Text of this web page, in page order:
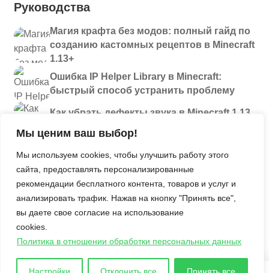
Мы ценим ваш выбор!
Мы используем cookies, чтобы улучшить работу этого
сайта, предоставлять персонализированные
рекомендации бесплатного контента, товаров и услуг и
анализировать трафик. Нажав на кнопку "Принять все",
вы даете свое согласие на использование
cookies.
Политика в отношении обработки персональных данных
Руководства
Магия крафта без модов: полный гайд по
созданию кастомных рецептов в Minecraft
1.13+
Ошибка IP Helper Library в Minecraft:
быстрый способ устранить проблему
Как убрать дефекты звука в Minecraft 1.13
Секреты
Давайте поиграем. Больше инструментов
Улучшаем оснащение 4Ks Studios
Полезные советы по использованию
строители и куда они пропали?